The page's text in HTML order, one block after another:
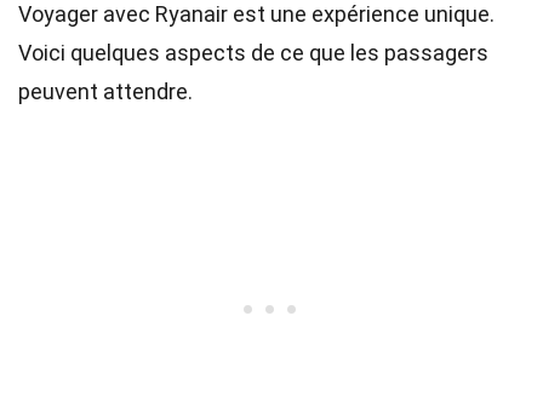
Voyager avec Ryanair est une expérience unique.
Voici quelques aspects de ce que les passagers
peuvent attendre.